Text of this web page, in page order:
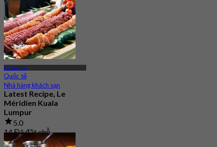
KL Sentral
Quốc tế
Nhà hàng khách sạn
Latest Recipe, Le
Méridien Kuala
Lumpur
5.0
14 Đã đặt chỗ
TừRM 178